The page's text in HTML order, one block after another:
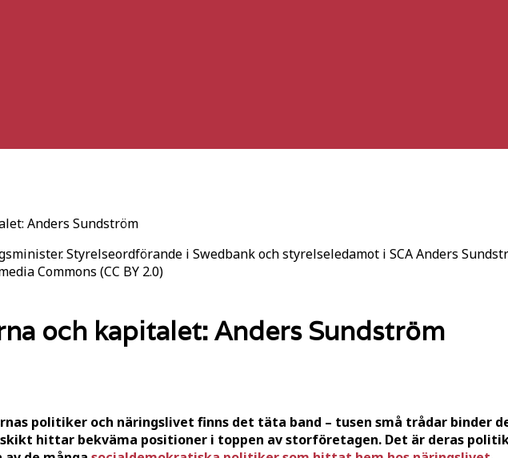
Anders Sundström
Styrelseordförande i Swedbank och styrelseledamot i SCA Anders
Commons (CC BY 2.0)
och kapitalet: Anders Sundström
politiker och näringslivet finns det täta band – tusen små trådar binder
hittar bekväma positioner i toppen av storföretagen. Det är deras